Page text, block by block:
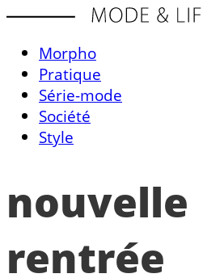
Morpho
Pratique
Série-mode
Société
Style
nouvelle
rentrée